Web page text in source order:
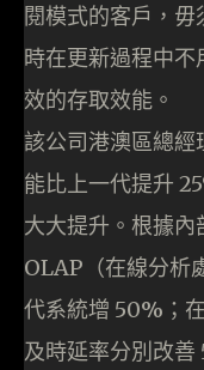
閱模式的客戶，
時在更新過程中
效的存取效能。
該公司港澳區總經
能比上一代提升
大大提升。根據
OLAP（在線分析
代系統增 50%；
及時延率分別改善